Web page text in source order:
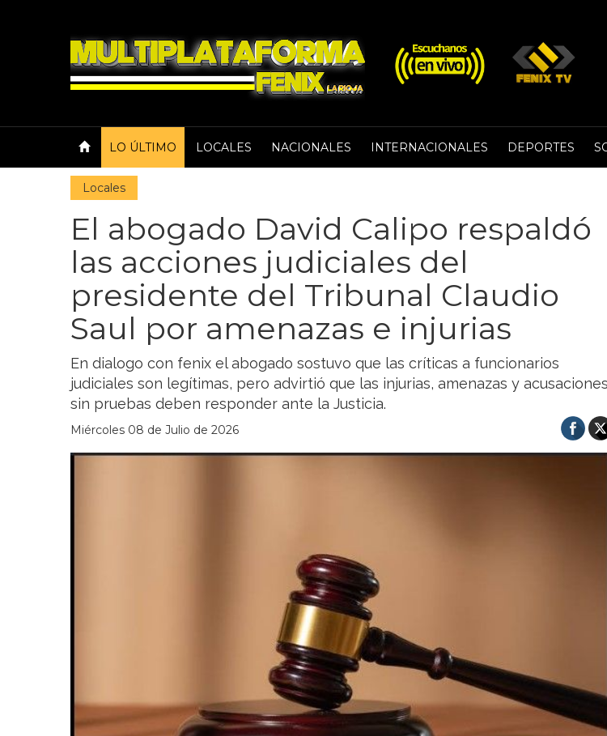
LO ÚLTIMO LOCALES NACIONALES INTERNACIONALES DEPORTES
Locales
El abogado David Calipo respaldó
las acciones judiciales del
presidente del Tribunal Claudio
Saul por amenazas e injurias
En dialogo con fenix el abogado sostuvo que las críticas a funcionarios
judiciales son legítimas, pero advirtió que las injurias, amenazas y acusaciones
sin pruebas deben responder ante la Justicia.
Miércoles 08 de Julio de 2026